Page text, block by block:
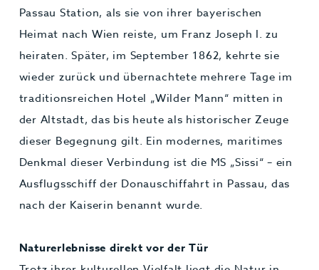
Passau Station, als sie von ihrer bayerischen
Heimat nach Wien reiste, um Franz Joseph I. zu
heiraten. Später, im September 1862, kehrte sie
wieder zurück und übernachtete mehrere Tage im
traditionsreichen Hotel „Wilder Mann“ mitten in
der Altstadt, das bis heute als historischer Zeuge
dieser Begegnung gilt. Ein modernes, maritimes
Denkmal dieser Verbindung ist die MS „Sissi“ – ein
Ausflugsschiff der Donauschiffahrt in Passau, das
nach der Kaiserin benannt wurde.
Naturerlebnisse direkt vor der Tür